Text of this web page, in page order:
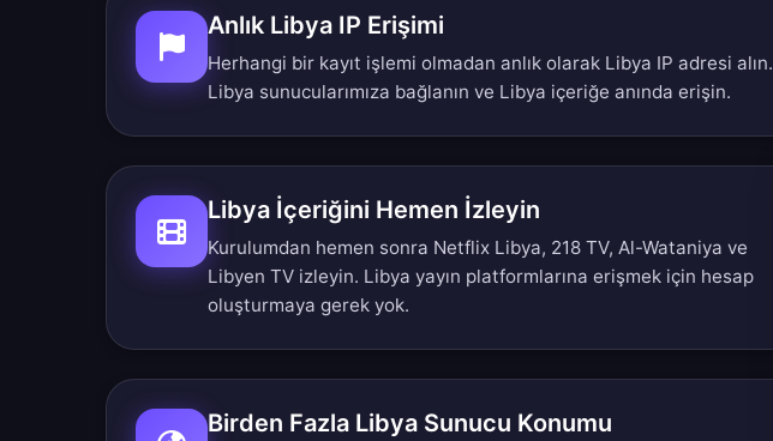
Anlık Libya IP Erişimi
Herhangi bir kayıt işlemi olmadan anlık olarak Libya IP adresi alın.
Libya sunucularımıza bağlanın ve Libya içeriğe anında erişin.
Libya İçeriğini Hemen İzleyin
Kurulumdan hemen sonra Netflix Libya, 218 TV, Al-Wataniya ve
Libyen TV izleyin. Libya yayın platformlarına erişmek için hesap
oluşturmaya gerek yok.
Birden Fazla Libya Sunucu Konumu